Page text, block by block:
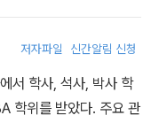
저자파일 신간알림 신청
서 학사, 석사, 박사 학
학위를 받았다. 주요 관